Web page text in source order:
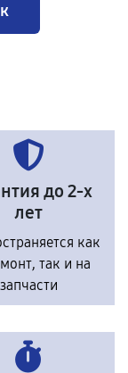
до 2-х
лет
как
так и на
запчасти